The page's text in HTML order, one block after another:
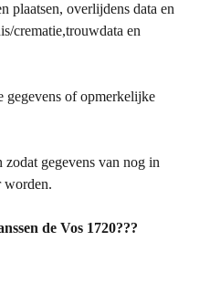
plaatsen, overlijdens data en
crematie,trouwdata en
gegevens of opmerkelijke
gegevens van nog in
worden.
de Vos 1720???